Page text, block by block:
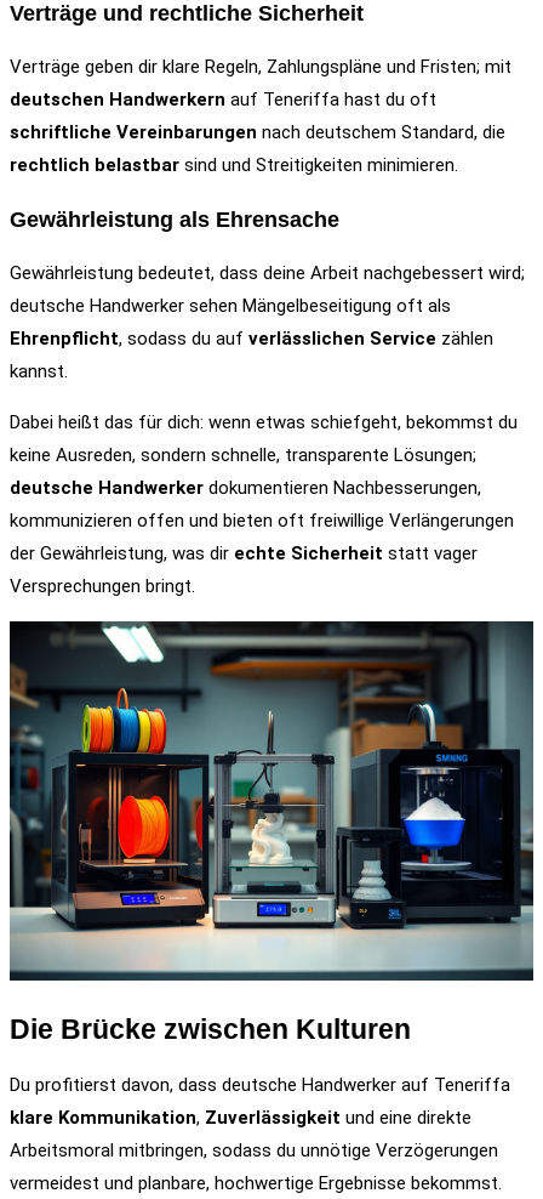
Verträge und rechtliche Sicherheit
Verträge geben dir klare Regeln, Zahlungspläne und Fristen; mit
deutschen Handwerkern auf Teneriffa hast du oft
schriftliche Vereinbarungen nach deutschem Standard, die
rechtlich belastbar sind und Streitigkeiten minimieren.
Gewährleistung als Ehrensache
Gewährleistung bedeutet, dass deine Arbeit nachgebessert wird;
deutsche Handwerker sehen Mängelbeseitigung oft als
Ehrenpflicht, sodass du auf verlässlichen Service zählen
kannst.
Dabei heißt das für dich: wenn etwas schiefgeht, bekommst du
keine Ausreden, sondern schnelle, transparente Lösungen;
deutsche Handwerker dokumentieren Nachbesserungen,
kommunizieren offen und bieten oft freiwillige Verlängerungen
der Gewährleistung, was dir echte Sicherheit statt vager
Versprechungen bringt.
Die Brücke zwischen Kulturen
Du profitierst davon, dass deutsche Handwerker auf Teneriffa
klare Kommunikation, Zuverlässigkeit und eine direkte
Arbeitsmoral mitbringen, sodass du unnötige Verzögerungen
vermeidest und planbare, hochwertige Ergebnisse bekommst.